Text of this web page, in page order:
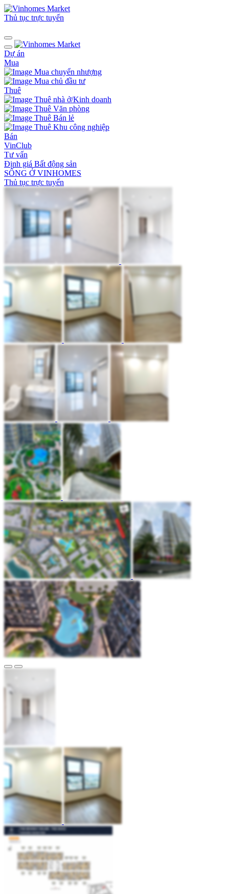
Thủ tục trực tuyến
Dự án
Mua
Mua chuyển nhượng
Mua chủ đầu tư
Thuê
Thuê nhà ở/Kinh doanh
Thuê Văn phòng
Thuê Bán lẻ
Thuê Khu công nghiệp
Bán
VinClub
Tư vấn
Định giá Bất động sản
SỐNG Ở VINHOMES
Thủ tục trực tuyến